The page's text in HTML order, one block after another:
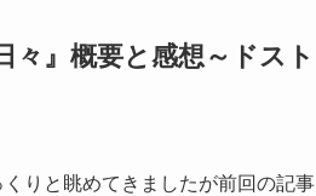
々』概要と感想～ドス
りと眺めてきましたが前回の記事